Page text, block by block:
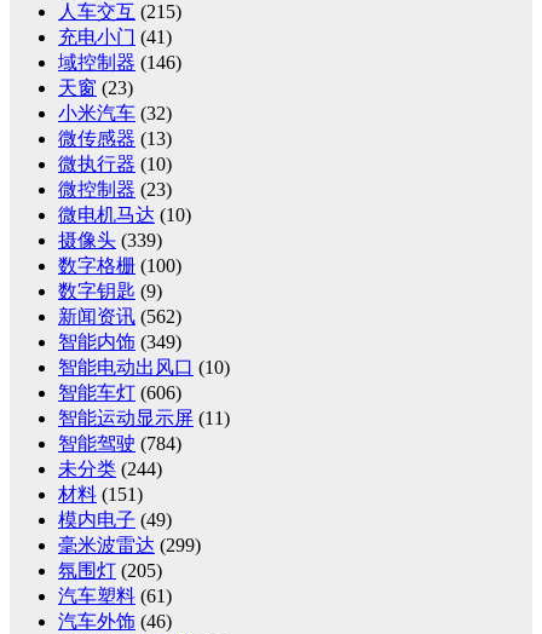
人车交互 (215)
充电小门 (41)
域控制器 (146)
天窗 (23)
小米汽车 (32)
微传感器 (13)
微执行器 (10)
微控制器 (23)
微电机马达 (10)
摄像头 (339)
数字格栅 (100)
数字钥匙 (9)
新闻资讯 (562)
智能内饰 (349)
智能电动出风口 (10)
智能车灯 (606)
智能运动显示屏 (11)
智能驾驶 (784)
未分类 (244)
材料 (151)
模内电子 (49)
毫米波雷达 (299)
氛围灯 (205)
汽车塑料 (61)
汽车外饰 (46)